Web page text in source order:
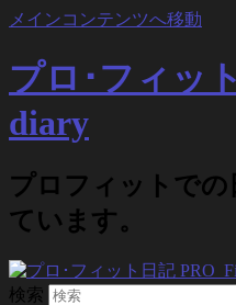
メインコンテンツへ移動
プロ･フィッ
diary
プロフィットでの
ています。
検索